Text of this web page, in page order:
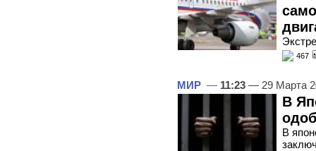
467
МИР — 11:23 — 29 Марта
В
В